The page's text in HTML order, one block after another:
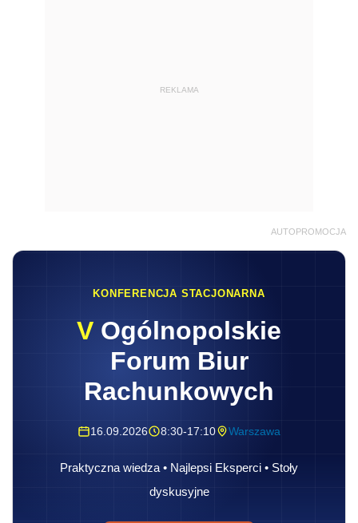
REKLAMA
AUTOPROMOCJA
KONFERENCJA STACJONARNA
V Ogólnopolskie
Forum Biur
Rachunkowych
16.09.2026 8:30-17:10 Warszawa
Praktyczna wiedza • Najlepsi Eksperci • Stoły
dyskusyjne